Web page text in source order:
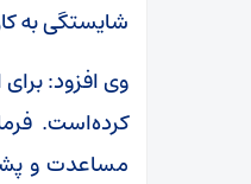
شایستگی به
وی افزود:
کرده‌است.
مساعدت و